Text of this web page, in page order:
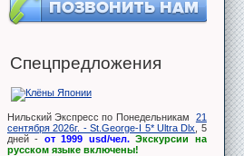
Спецпредложения
Нильский Экспресс по Понедельникам
21
сентября 2026г. - St.George-I 5* Ultra Dlx
, 5
дней - от 1999 usd/чел. Экскурсии на
русском языке включены!